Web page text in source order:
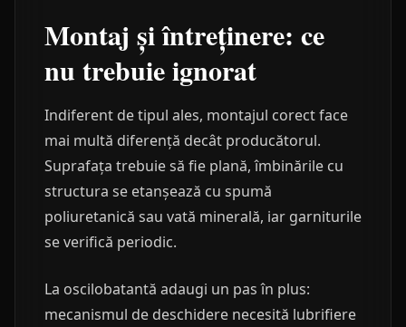
Montaj și întreținere: ce
nu trebuie ignorat
Indiferent de tipul ales, montajul corect face
mai multă diferență decât producătorul.
Suprafața trebuie să fie plană, îmbinările cu
structura se etanșează cu spumă
poliuretanică sau vată minerală, iar garniturile
se verifică periodic.
La oscilobatantă adaugi un pas în plus:
mecanismul de deschidere necesită lubrifiere